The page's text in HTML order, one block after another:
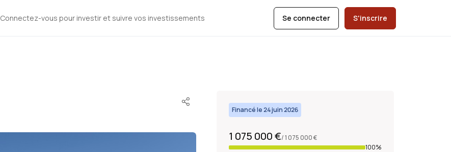
Connectez-vous pour investir et suivre vos investissements Se connecter S'inscrire
Financé le 24 juin 2026
1 075 000 €/ 1 075 000 €
100%